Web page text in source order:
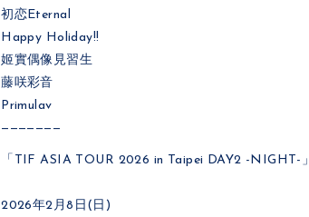
初恋Eternal
Happy Holiday!!
姬實偶像見習生
藤咲彩音
Primulav
———————
「TIF ASIA TOUR 2026 in Taipei DAY2 -NIGHT-」
2026年2月8日(日)